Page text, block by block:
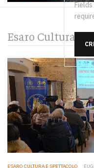
Esaro Cultura e
ESARO CULTURA E SPETTACOLO